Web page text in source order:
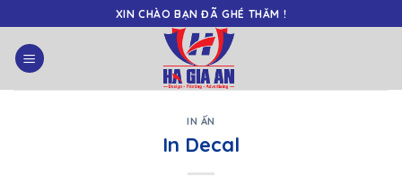
content
XIN CHÀO BẠN ĐÃ GHÉ THĂM !
IN ẤN
In Decal